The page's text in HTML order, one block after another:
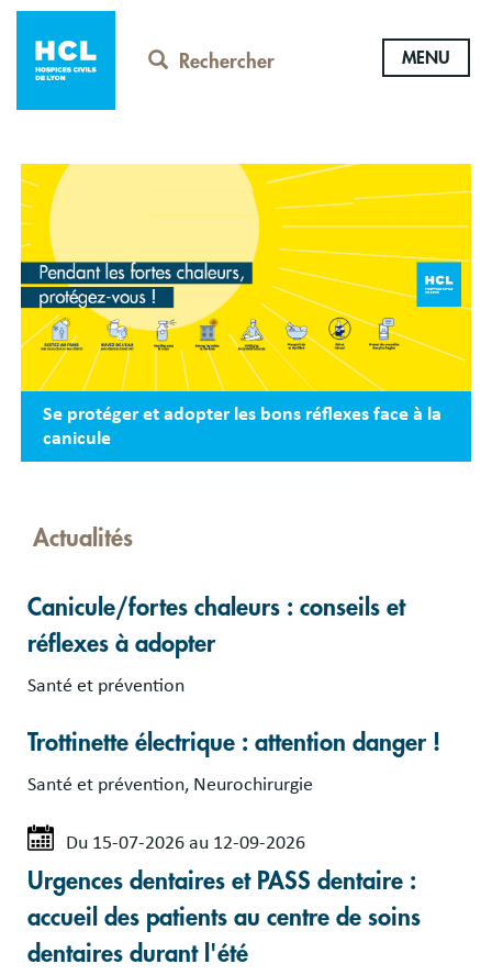
Aller
contenu
principal
Rechercher MENU
Se protéger et adopter les bons réflexes face à la
canicule
Actualités
Canicule/fortes chaleurs : conseils et
réflexes à adopter
Santé et prévention
Trottinette électrique : attention danger !
Santé et prévention, Neurochirurgie
Du 15-07-2026 au 12-09-2026
Urgences dentaires et PASS dentaire :
accueil des patients au centre de soins
dentaires durant l'été